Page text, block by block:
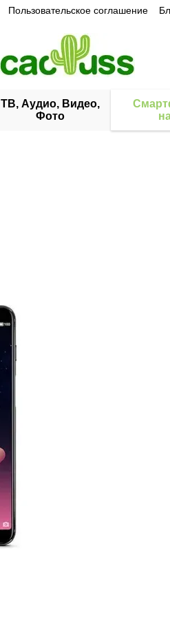
Пользовательское соглашение
ТВ, Аудио, Видео,
Фото